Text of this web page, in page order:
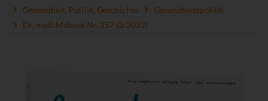
Gesundheit, Politik, Geschichte
Gesundheitspolitik
Dr. med. Mabuse Nr. 257 (3/2022)